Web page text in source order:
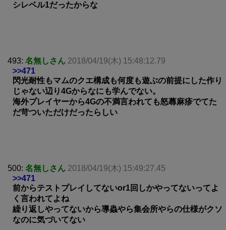
シレベル1だったからな
493: 名無しさん 2018/04/19(木) 15:48:12.79
>>471
閃光耐性もマムのクエ構成も何度も遊ぶの前提にした作り
じゃない辺り4Gからなにも学んでない。
海外プレイヤーから4Gの不満言われても怒蕁麻疹でてた
だ苛ついただけだったらしい
500: 名無しさん 2018/04/19(木) 15:49:27.45
>>471
前からテストプレイしてないor1回しかやってないってよ
く言われてよね
繰り返しやってないから導蟲やら集会所やらの仕様がクソ
なのに気づいてない